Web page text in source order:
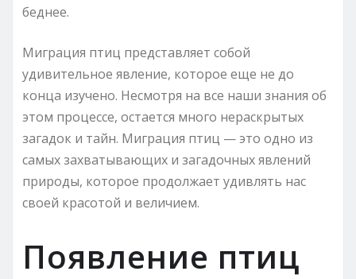
беднее.
Миграция птиц представляет собой
удивительное явление, которое еще не до
конца изучено. Несмотря на все наши знания об
этом процессе, остается много нераскрытых
загадок и тайн. Миграция птиц — это одно из
самых захватывающих и загадочных явлений
природы, которое продолжает удивлять нас
своей красотой и величием.
Появление птиц